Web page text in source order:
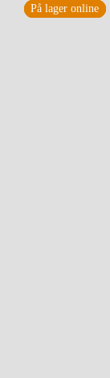
På lager online
På lager online
På lager online
På lager online